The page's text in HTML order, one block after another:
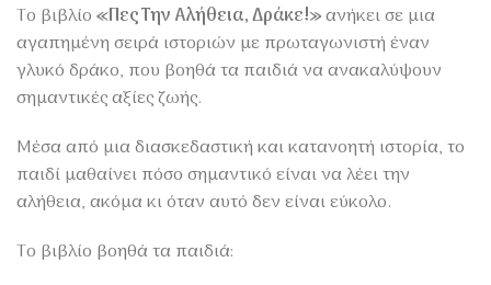
Το βιβλίο«Πες Την Αλήθεια, Δράκε!»ανήκει σε μια
αγαπημένη σειρά ιστοριών με πρωταγωνιστή έναν
γλυκό δράκο, που βοηθά τα παιδιά να ανακαλύψουν
σημαντικές αξίες ζωής.
Μέσα από μια διασκεδαστική και κατανοητή ιστορία, το
παιδί μαθαίνει πόσο σημαντικό είναι να λέει την
αλήθεια, ακόμα κι όταν αυτό δεν είναι εύκολο.
Το βιβλίο βοηθά τα παιδιά: